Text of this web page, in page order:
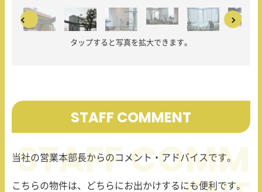
タップすると写真を拡大できます。
STAFF COMMENT
当社の営業本部長からのコメント・アドバイスです。
こちらの物件は、どちらにお出かけするにも便利です。